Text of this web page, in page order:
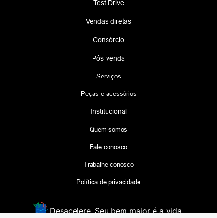
Test Drive
Vendas diretas
Consórcio
Pós-venda
Serviços
Peças e acessórios
Institucional
Quem somos
Fale conosco
Trabalhe conosco
Política de privacidade
Desacelere. Seu bem maior é a vida.